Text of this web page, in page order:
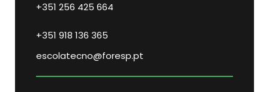
+351 256 425 664
+351 918 136 365
escolatecno@foresp.pt